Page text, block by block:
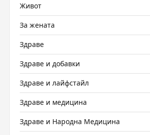
Живот
За жената
Здраве
Здраве и добавки
Здраве и лайфстайл
Здраве и медицина
Здраве и Народна Медицина